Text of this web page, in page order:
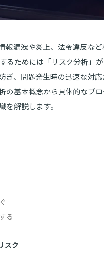
報漏洩や炎上、法令違反な
るためには「リスク分析」
ぎ、問題発生時の迅速な対
の基本概念から具体的なプ
を解説します。
る
スク